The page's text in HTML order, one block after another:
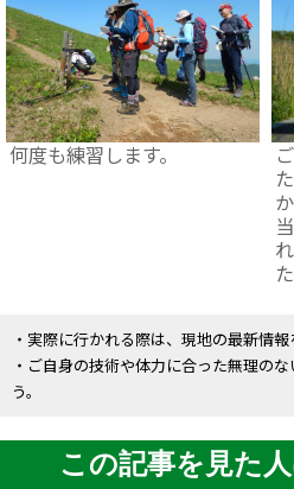
何度も練習します。
・実際に行かれる際は、現地の最新情報
・ご自身の技術や体力に合った無理の
う。
この記事を見た